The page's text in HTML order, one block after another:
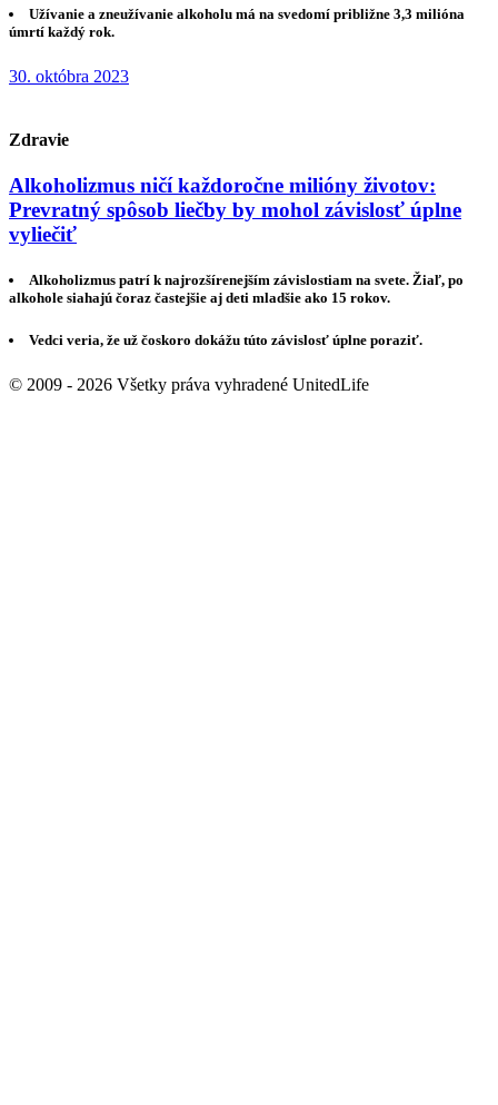
Užívanie a zneužívanie alkoholu má na svedomí približne 3,3 milióna
úmrtí každý rok.
30. októbra 2023
Zdravie
Alkoholizmus ničí každoročne milióny životov:
Prevratný spôsob liečby by mohol závislosť úplne
vyliečiť
Alkoholizmus patrí k najrozšírenejším závislostiam na svete. Žiaľ, po
alkohole siahajú čoraz častejšie aj deti mladšie ako 15 rokov.
Vedci veria, že už čoskoro dokážu túto závislosť úplne poraziť.
© 2009 - 2026 Všetky práva vyhradené UnitedLife